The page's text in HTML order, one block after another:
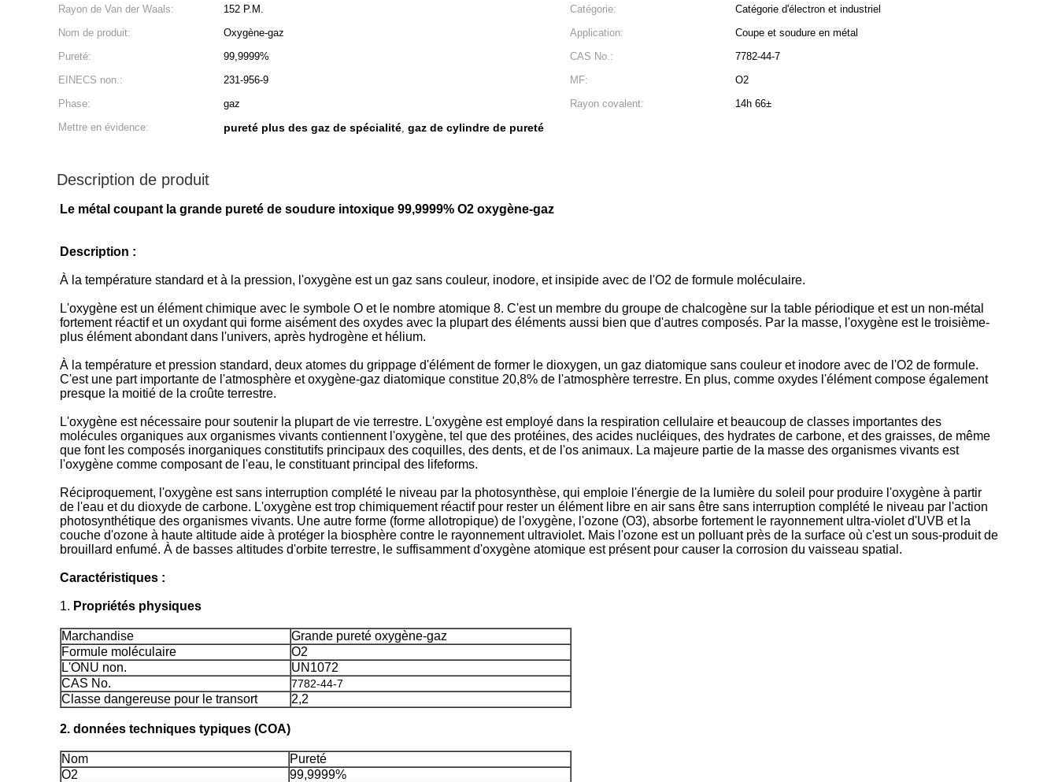
Rayon de Van der Waals: 152 P.M. Catégorie:
Catégorie d'électron et industriel
Nom de produit:
Oxygène-gaz Application:
Coupe et soudure en métal
Pureté:
99,9999% CAS No.:
7782-44-7
EINECS non.:
231-956-9 MF:
O2
Phase:
gaz Rayon covalent:
14h 66±
Mettre en évidence:
pureté plus des gaz de spécialité, gaz de cylindre de pureté
Description de produit
Le métal coupant la grande pureté de soudure intoxique 99,9999% O2 oxygène-gaz
Description :
À la température standard et à la pression, l'oxygène est un gaz sans couleur, inodore, et insipide avec de l'O2 de formule moléculaire.
L'oxygène est un élément chimique avec le symbole O et le nombre atomique 8. C'est un membre du groupe de chalcogène sur la table périodique et est un non-métal
fortement réactif et un oxydant qui forme aisément des oxydes avec la plupart des éléments aussi bien que d'autres composés. Par la masse, l'oxygène est le troisième-
plus élément abondant dans l'univers, après hydrogène et hélium.
À la température et pression standard, deux atomes du grippage d'élément de former le dioxygen, un gaz diatomique sans couleur et inodore avec de l'O2 de formule.
C'est une part importante de l'atmosphère et oxygène-gaz diatomique constitue 20,8% de l'atmosphère terrestre. En plus, comme oxydes l'élément compose également
presque la moitié de la croûte terrestre.
L'oxygène est nécessaire pour soutenir la plupart de vie terrestre. L'oxygène est employé dans la respiration cellulaire et beaucoup de classes importantes des
molécules organiques aux organismes vivants contiennent l'oxygène, tel que des protéines, des acides nucléiques, des hydrates de carbone, et des graisses, de même
que font les composés inorganiques constitutifs principaux des coquilles, des dents, et de l'os animaux. La majeure partie de la masse des organismes vivants est
l'oxygène comme composant de l'eau, le constituant principal des lifeforms.
Réciproquement, l'oxygène est sans interruption complété le niveau par la photosynthèse, qui emploie l'énergie de la lumière du soleil pour produire l'oxygène à partir
de l'eau et du dioxyde de carbone. L'oxygène est trop chimiquement réactif pour rester un élément libre en air sans être sans interruption complété le niveau par l'action
photosynthétique des organismes vivants. Une autre forme (forme allotropique) de l'oxygène, l'ozone (O3), absorbe fortement le rayonnement ultra-violet d'UVB et la
couche d'ozone à haute altitude aide à protéger la biosphère contre le rayonnement ultraviolet. Mais l'ozone est un polluant près de la surface où c'est un sous-produit de
brouillard enfumé. À de basses altitudes d'orbite terrestre, le suffisamment d'oxygène atomique est présent pour causer la corrosion du vaisseau spatial.
Caractéristiques :
1. Propriétés physiques
Marchandise
Grande pureté oxygène-gaz
Formule moléculaire
O2
L'ONU non.
UN1072
CAS No.
7782-44-7
Classe dangereuse pour le transort 2,2
2. données techniques typiques (COA)
Nom
Pureté
O2
99,9999%